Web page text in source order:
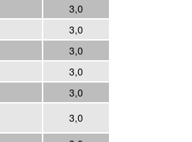
3,0
3,0
3,0
3,0
3,0
3,0